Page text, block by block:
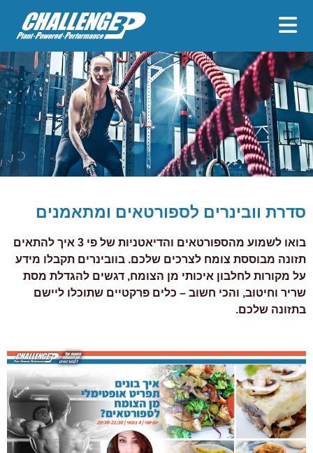
סדרת וובינרים לספורטאים ומתאמנים
בואו לשמוע מהספורטאים והדיאטניות של פי 3 איך להתאים
תזונה מבוססת צומח לצרכים שלכם. בוובינרים תקבלו מידע
על מקורות לחלבון איכותי מן הצומח, דגשים להגדלת מסת
שריר וחיטוב, והכי חשוב – כלים פרקטיים שתוכלו ליישם
בתזונה שלכם.